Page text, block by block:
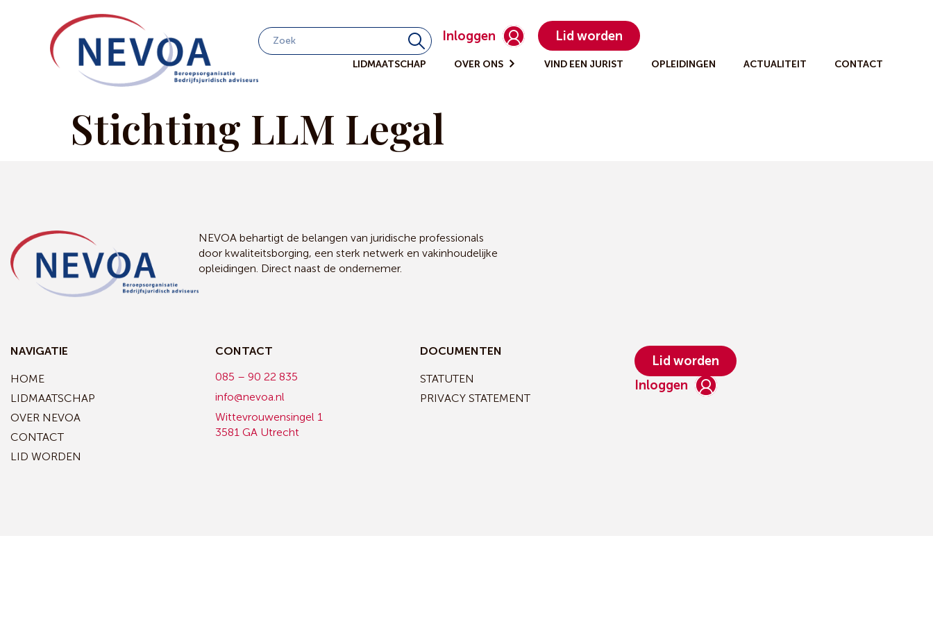
Inloggen Lid worden
LIDMAATSCHAP OVER ONS VIND EEN JURIST OPLEIDINGEN ACTUALITEIT CONTACT
Stichting LLM Legal
NEVOA behartigt de belangen van juridische professionals
door kwaliteitsborging, een sterk netwerk en vakinhoudelijke
opleidingen. Direct naast de ondernemer.
NAVIGATIE
HOME
LIDMAATSCHAP
OVER NEVOA
CONTACT
LID WORDEN
CONTACT
085 – 90 22 835
info@nevoa.nl
Wittevrouwensingel 1
3581 GA Utrecht
DOCUMENTEN
STATUTEN
PRIVACY STATEMENT
Inloggen
Lid worden